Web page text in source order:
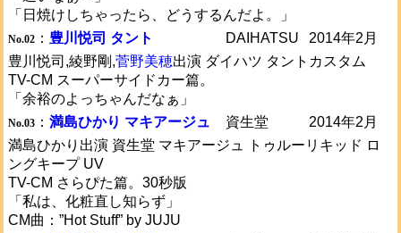
「日焼けしちゃったら、どうするんだよ。」
No.02 ： 豊川悦司 タント DAIHATSU
2014年2月
豊川悦司,綾野剛,菅野美穂出演 ダイハツ タントカスタム
TV-CM スーパーサイドカー篇。
「余裕のよっちゃんだなぁ」
No.03 ： 満島ひかり マキアージュ 資生堂
2014年2月
満島ひかり出演 資生堂 マキアージュ トゥルーリキッド ロ
ングキープ UV
TV-CM さらぴた篇。30秒版
「私は、化粧直し知らず」
CM曲：”Hot Stuff” by JUJU